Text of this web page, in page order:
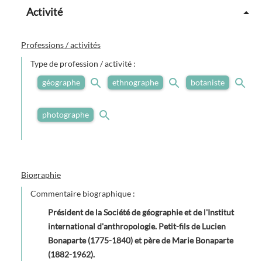
Activité
Professions / activités
Type de profession / activité :
géographe
ethnographe botaniste
photographe
Biographie
Commentaire biographique :
Président de la Société de géographie et de l'Institut
international d'anthropologie. Petit-fils de Lucien
Bonaparte (1775-1840) et père de Marie Bonaparte
(1882-1962).